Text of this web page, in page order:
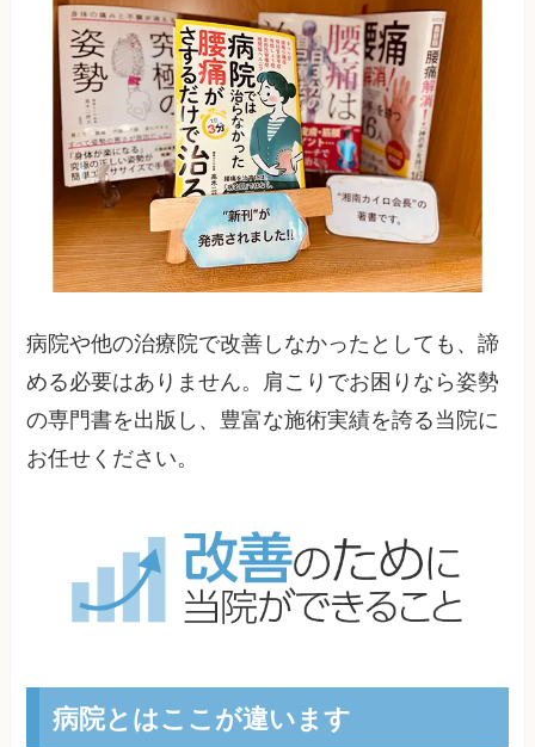
病院や他の治療院で改善しなかったとしても、諦
める必要はありません。肩こりでお困りなら姿勢
の専門書を出版し、豊富な施術実績を誇る当院に
お任せください。
病院とはここが違います